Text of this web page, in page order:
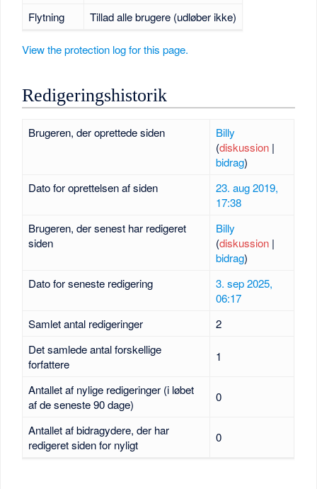
Flytning
Tillad alle brugere (udløber ikke)
View the protection log for this page.
Redigeringshistorik
Brugeren, der oprettede siden
Billy
(diskussion|
bidrag)
Dato for oprettelsen af siden
23. aug 2019,
17:38
Brugeren, der senest har redigeret
siden
Billy
(diskussion|
bidrag)
Dato for seneste redigering
3. sep 2025,
06:17
Samlet antal redigeringer
2
Det samlede antal forskellige
forfattere
1
Antallet af nylige redigeringer (i løbet
af de seneste 90 dage)
0
Antallet af bidragydere, der har
redigeret siden for nyligt
0